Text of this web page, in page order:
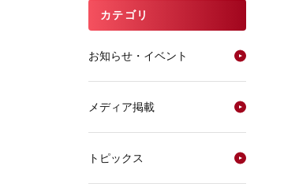
カテゴリ
お知らせ・イベント
メディア掲載
トピックス